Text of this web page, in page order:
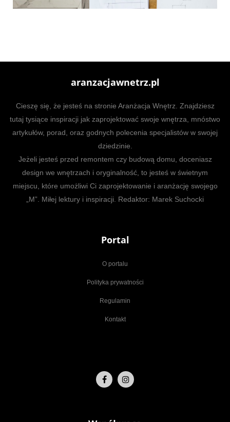
aranzacjawnetrz.pl
Cieszę się, że jesteś na stronie Aranżacja Wnętrz. Znajdziesz
tutaj tysiące inspiracji jak zaprojektować swoje wnętrza, mnóstwo
artykułów, porad, oraz godnych polecenia specjalistów w swojej
dziedzinie.
Jeżeli jesteś przed remontem czy budową domu, doceniasz
design we wnętrzach i oryginalność, to jesteś w świetnym
miejscu, które umożliwi Ci zaprojektowanie i aranżację swojego
„M”. Miłej lektury i inspiracji. Redaktor: Marek Suchocki
Portal
O portalu
Polityka prywatności
Regulamin
Kontakt